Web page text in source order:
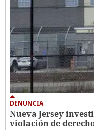
DENUNCIA
Nueva Jersey
violación de